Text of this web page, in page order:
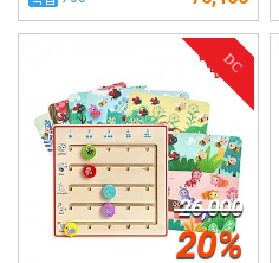
DC
26,000
20%